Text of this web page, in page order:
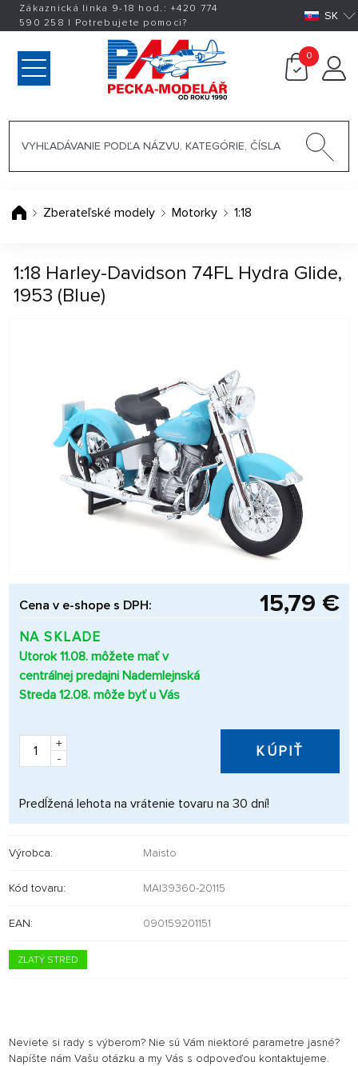
Zákaznická linka 9-18 hod.:+420 774
590 258 | Potrebujete pomoci? SK
0
Zberateľské modely Motorky 1:18
1:18 Harley-Davidson 74FL Hydra Glide,
1953 (Blue)
Cena v e-shope s DPH: 15,79 €
NA SKLADE
Utorok 11.08. môžete mať v
centrálnej predajni Nademlejnská
Streda 12.08. môže byť u Vás
+
-
KÚPIŤ
Predĺžená lehota na vrátenie tovaru na 30 dní!
Výrobca: Maisto
Kód tovaru: MAI39360-20115
EAN: 090159201151
ZLATÝ STRED
Neviete si rady s výberom? Nie sú Vám niektoré parametre jasné?
Napíšte nám Vašu otázku a my Vás s odpoveďou kontaktujeme.